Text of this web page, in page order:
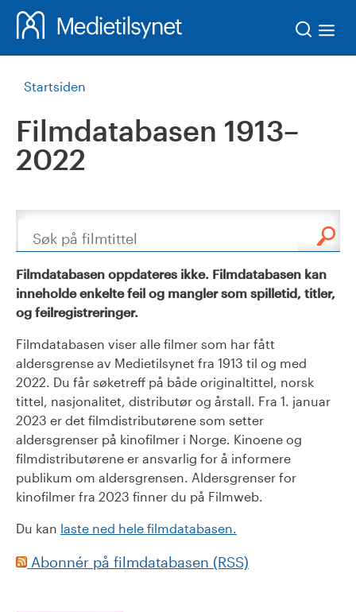
Startsiden
Filmdatabasen 1913–
2022
Søk
Filmdatabasen oppdateres ikke. Filmdatabasen kan
inneholde enkelte feil og mangler som spilletid, titler,
og feilregistreringer.
Filmdatabasen viser alle filmer som har fått
aldersgrense av Medietilsynet fra 1913 til og med
2022. Du får søketreff på både originaltittel, norsk
tittel, nasjonalitet, distributør og årstall. Fra 1. januar
2023 er det filmdistributørene som setter
aldersgrenser på kinofilmer i Norge. Kinoene og
filmdistributørene er ansvarlig for å informere
publikum om aldersgrensen. Aldersgrenser for
kinofilmer fra 2023 finner du på Filmweb.
Du kan laste ned hele filmdatabasen.
Abonnér på filmdatabasen (RSS)